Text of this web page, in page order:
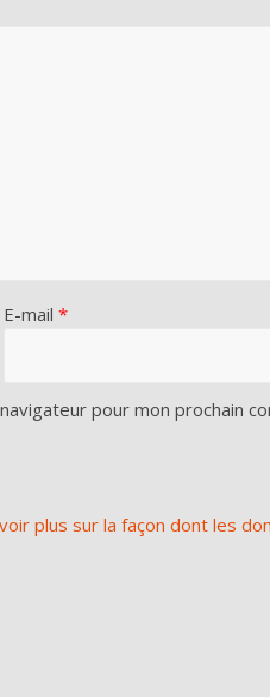
E-mail *
pour mon prochain
plus sur la façon dont les